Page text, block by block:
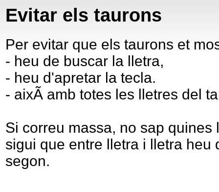
Evitar els taurons
Per evitar que els taurons et
- heu de buscar la lletra,
- heu d'apretar la tecla.
- aixÃ­ amb totes les lletres del
Si correu massa, no sap quines
sigui que entre lletra i lletra heu
segon.